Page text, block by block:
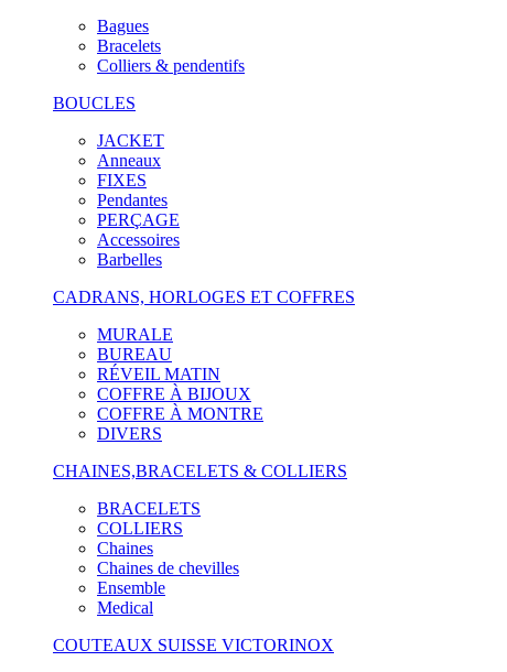
Bagues
Bracelets
Colliers & pendentifs
BOUCLES
JACKET
Anneaux
FIXES
Pendantes
PERÇAGE
Accessoires
Barbelles
CADRANS, HORLOGES ET COFFRES
MURALE
BUREAU
RÉVEIL MATIN
COFFRE À BIJOUX
COFFRE À MONTRE
DIVERS
CHAINES,BRACELETS & COLLIERS
BRACELETS
COLLIERS
Chaines
Chaines de chevilles
Ensemble
Medical
COUTEAUX SUISSE VICTORINOX